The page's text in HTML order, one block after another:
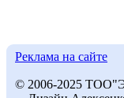
Реклама на сайте
© 2006-2025